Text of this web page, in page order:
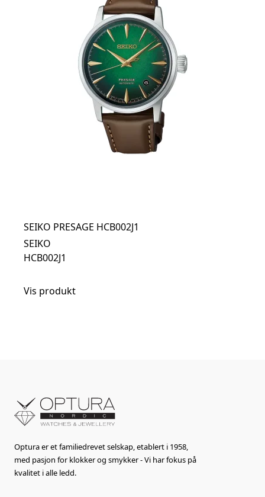
SEIKO PRESAGE HCB002J1
SEIKO
HCB002J1
Vis produkt
Optura er et familiedrevet selskap, etablert i 1958,
med pasjon for klokker og smykker - Vi har fokus på
kvalitet i alle ledd.